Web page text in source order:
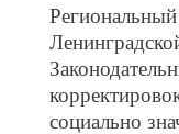
социально